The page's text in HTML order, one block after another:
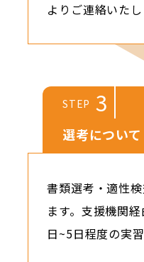
よりご連絡いたし
STEP 3
選考について
書類選考・適性
ます。支援機関
日~5日程度の実